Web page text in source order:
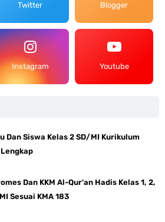
Twitter Blogger
Instagram Youtube
Dan Siswa Kelas 2 SD/MI Kurikulum
Dan KKM Al-Qur'an Hadis Kelas 1, 2,
Sesuai KMA 183